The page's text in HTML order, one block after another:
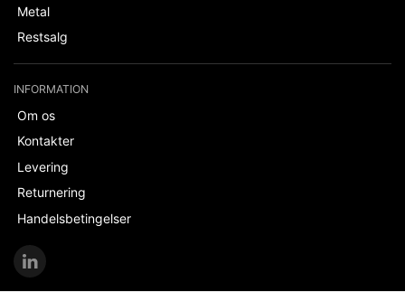
Metal
Restsalg
INFORMATION
Om os
Kontakter
Levering
Returnering
Handelsbetingelser